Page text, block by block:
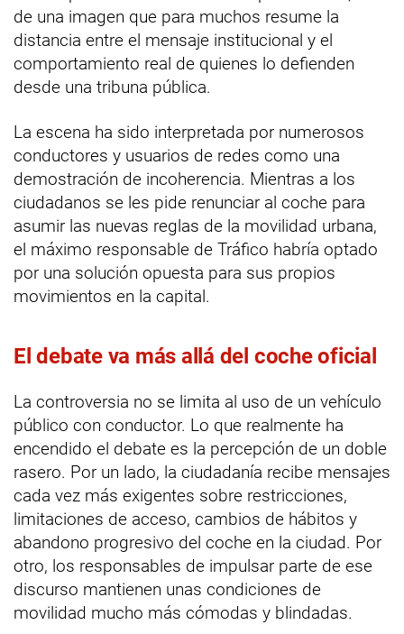
de una imagen que para muchos resume la
distancia entre el mensaje institucional y el
comportamiento real de quienes lo defienden
desde una tribuna pública.
La escena ha sido interpretada por numerosos
conductores y usuarios de redes como una
demostración de incoherencia. Mientras a los
ciudadanos se les pide renunciar al coche para
asumir las nuevas reglas de la movilidad urbana,
el máximo responsable de Tráfico habría optado
por una solución opuesta para sus propios
movimientos en la capital.
El debate va más allá del coche oficial
La controversia no se limita al uso de un vehículo
público con conductor. Lo que realmente ha
encendido el debate es la percepción de un doble
rasero. Por un lado, la ciudadanía recibe mensajes
cada vez más exigentes sobre restricciones,
limitaciones de acceso, cambios de hábitos y
abandono progresivo del coche en la ciudad. Por
otro, los responsables de impulsar parte de ese
discurso mantienen unas condiciones de
movilidad mucho más cómodas y blindadas.